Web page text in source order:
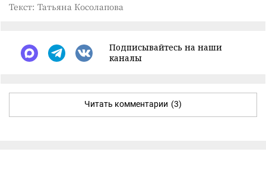
Текст: Татьяна Косолапова
Подписывайтесь на наши
каналы
Читать комментарии (3)